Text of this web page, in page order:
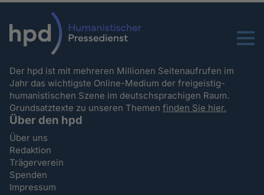
Menu
Der hpd ist mit mehreren Millionen Seitenaufrufen im
Jahr das wichtigste Online-Medium der freigeistig-
humanistischen Szene im deutschsprachigen Raum.
Grundsatztexte zu unseren Themenfinden Sie hier.
Über den hpd
Über uns
Redaktion
Trägerverein
Spenden
Impressum